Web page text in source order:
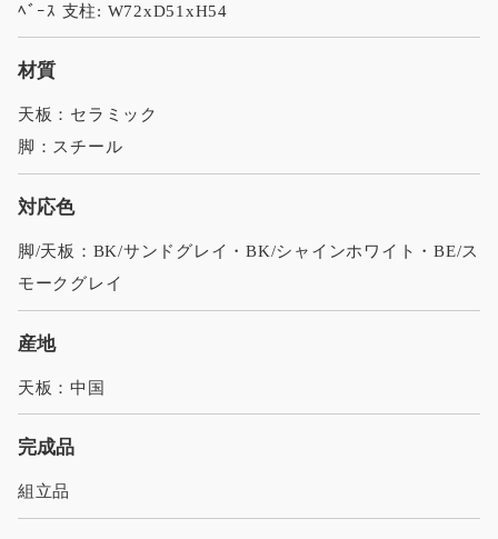
ﾍﾞｰｽ 支柱: W72xD51xH54
材質
天板：セラミック
脚：スチール
対応色
脚/天板：BK/サンドグレイ・BK/シャインホワイト・BE/ス
モークグレイ
産地
天板：中国
完成品
組立品